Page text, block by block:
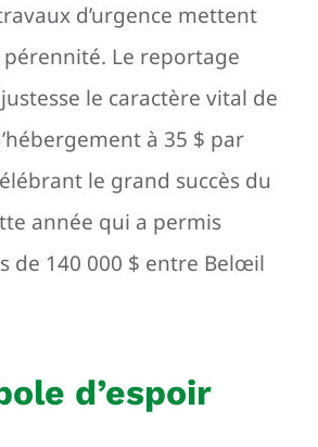
d’urgence mettent
Le reportage
le caractère vital de
à 35 $ par
le grand succès du
année qui a permis
de 140 000 $ entre Belœil
d’espoir